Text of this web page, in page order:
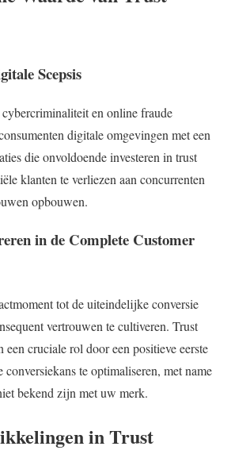
Scepsis
en online fraude
digitale omgevingen met een
die onvoldoende investeren in trust
klanten te verliezen aan concurrenten
opbouwen.
in de Complete Customer
tot de uiteindelijke conversie
vertrouwen te cultiveren. Trust
cruciale rol door een positieve eerste
conversiekans te optimaliseren, met name
bekend zijn met uw merk.
in Trust